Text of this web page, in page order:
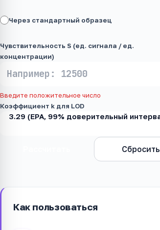
Через стандартный образец
Чувствительность S (ед. сигнала / ед.
концентрации)
Введите положительное число
Коэффициент k для LOD
Сбросить
Как пользоваться